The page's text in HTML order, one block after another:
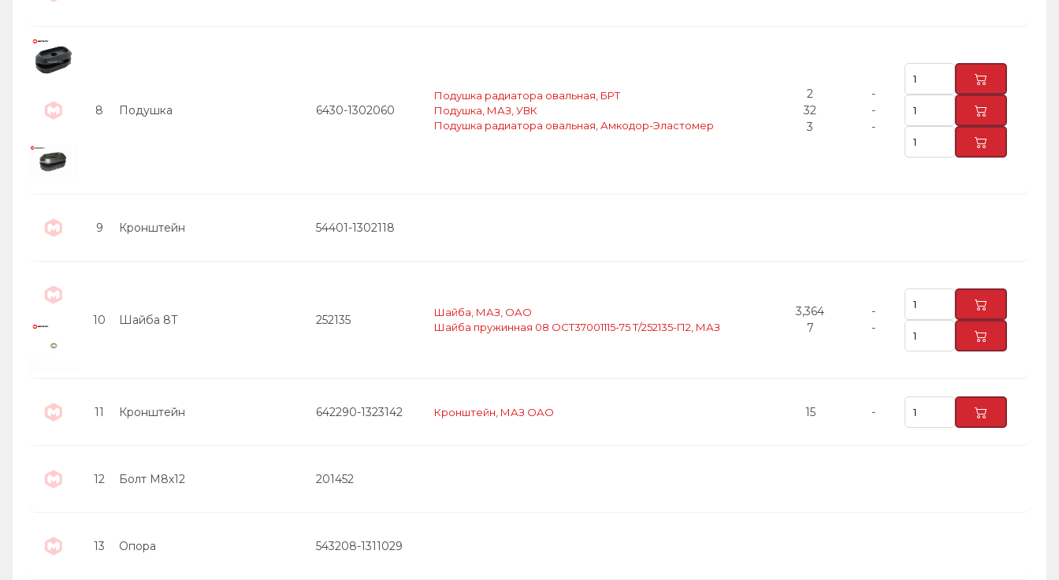
8 Подушка 6430-1302060
Подушка радиатора овальная, БРТ
Подушка, МАЗ, УВК
Подушка радиатора овальная, Амкодор-Эластомер
2
32
3
-
-
-
9 Кронштейн 54401-1302118
10 Шайба 8Т 252135
Шайба, МАЗ, ОАО
Шайба пружинная 08 ОСТ37001115-75 Т/252135-П2, МАЗ
3,364
7
-
-
11 Кронштейн 642290-1323142 Кронштейн, МАЗ ОАО 15 -
12 Болт М8х12 201452
13 Опора 543208-1311029